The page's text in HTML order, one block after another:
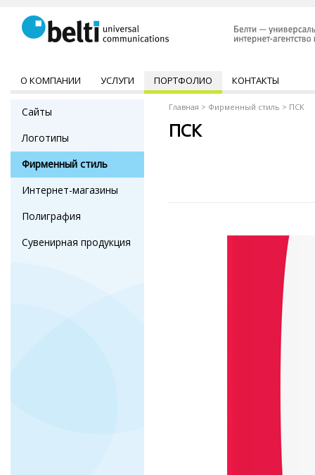
О КОМПАНИИ УСЛУГИ ПОРТФОЛИО КОНТАКТЫ
Главная > Фирменный стиль > ПСК
ПСК
Сайты
Логотипы
Фирменный стиль
Интернет-магазины
Полиграфия
Сувенирная продукция